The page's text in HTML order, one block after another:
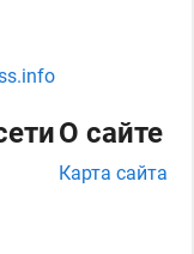
О сайте
Карта сайта